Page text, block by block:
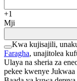
+1
Mji
Kwa kujisajili,
Faragha, unajitolea
Ulaya na sheria za
pekee kwenye